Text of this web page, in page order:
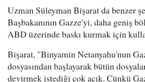
Uzman Süleyman Bişarat da benzer
Başbakanının Gazze'yi, daha geniş
ABD üzerinde baskı kurmak için
Bişarat, "Binyamin Netanyahu'nun
dosyasından başlayarak bütün
devirmek istediği çok açık. Çünkü